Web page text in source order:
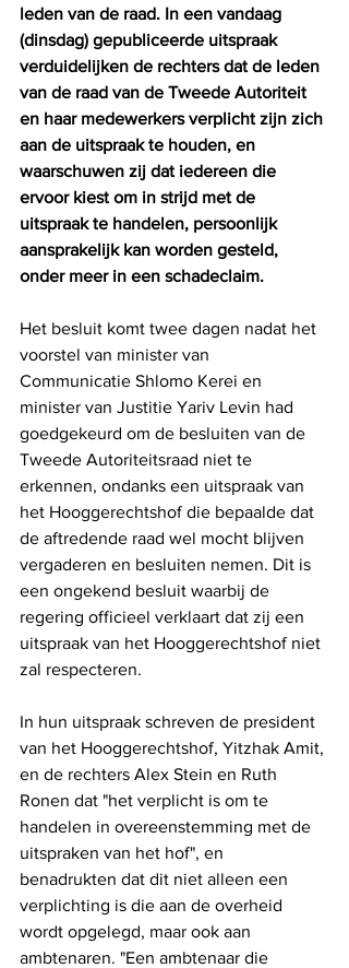
leden van de raad. In een vandaag
(dinsdag) gepubliceerde uitspraak
verduidelijken de rechters dat de leden
van de raad van de Tweede Autoriteit
en haar medewerkers verplicht zijn zich
aan de uitspraak te houden, en
waarschuwen zij dat iedereen die
ervoor kiest om in strijd met de
uitspraak te handelen, persoonlijk
aansprakelijk kan worden gesteld,
onder meer in een schadeclaim.
Het besluit komt twee dagen nadat het
voorstel van minister van
Communicatie Shlomo Kerei en
minister van Justitie Yariv Levin had
goedgekeurd om de besluiten van de
Tweede Autoriteitsraad niet te
erkennen, ondanks een uitspraak van
het Hooggerechtshof die bepaalde dat
de aftredende raad wel mocht blijven
vergaderen en besluiten nemen. Dit is
een ongekend besluit waarbij de
regering officieel verklaart dat zij een
uitspraak van het Hooggerechtshof niet
zal respecteren.
In hun uitspraak schreven de president
van het Hooggerechtshof, Yitzhak Amit,
en de rechters Alex Stein en Ruth
Ronen dat "het verplicht is om te
handelen in overeenstemming met de
uitspraken van het hof", en
benadrukten dat dit niet alleen een
verplichting is die aan de overheid
wordt opgelegd, maar ook aan
ambtenaren. "Een ambtenaar die